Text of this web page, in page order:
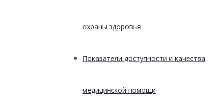
охраны здоровья
Показатели доступности и качества
медицинской помощи